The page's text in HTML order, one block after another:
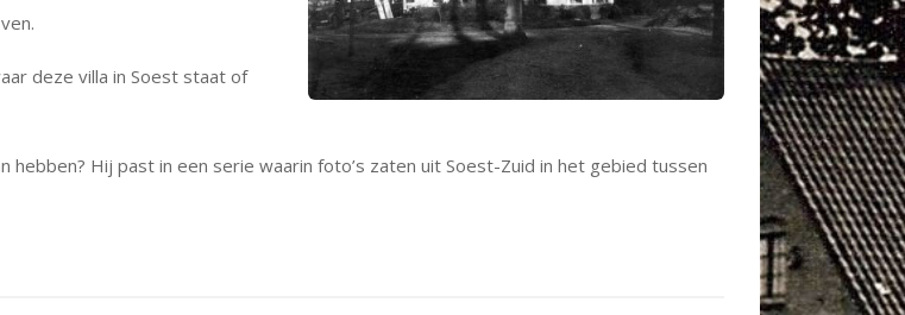
deze villa in Soest staat of
Hij past in een serie waarin foto’s zaten uit Soest-Zuid in het gebied tussen